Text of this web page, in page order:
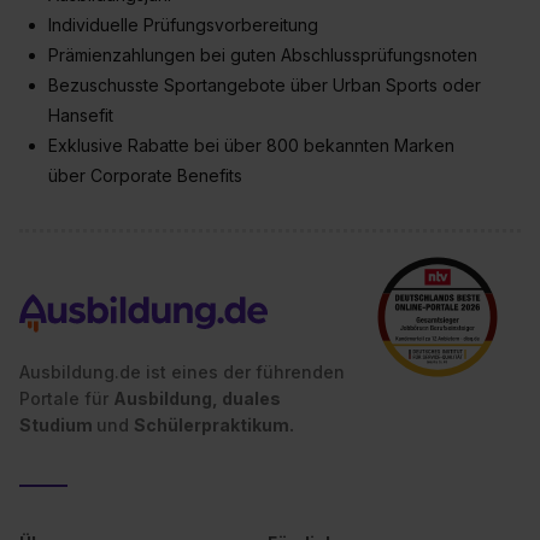
Individuelle Prüfungsvorbereitung
Prämienzahlungen bei guten Abschlussprüfungsnoten
Bezuschusste Sportangebote über Urban Sports oder
Hansefit
Exklusive Rabatte bei über 800 bekannten Marken
über Corporate Benefits
Ausbildung.de ist eines der führenden
Portale für Ausbildung, duales
Studium und Schülerpraktikum.